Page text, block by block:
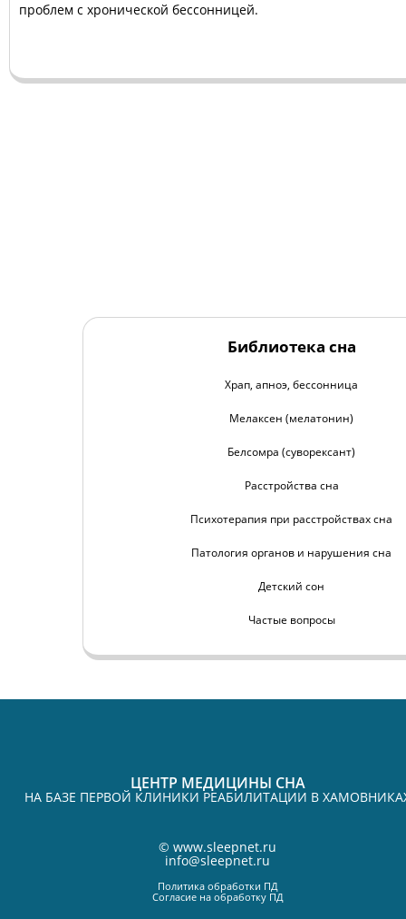
проблем с хронической бессонницей.
Библиотека сна
Храп, апноэ, бессонница
Мелаксен (мелатонин)
Белсомра (суворексант)
Расстройства сна
Психотерапия при расстройствах сна
Патология органов и нарушения сна
Детский сон
Частые вопросы
ЦЕНТР МЕДИЦИНЫ СНА
НА БАЗЕ ПЕРВОЙ КЛИНИКИ РЕАБИЛИТАЦИИ В
© www.sleepnet.ru
info@sleepnet.ru
Политика обработки ПД
Согласие на обработку ПД